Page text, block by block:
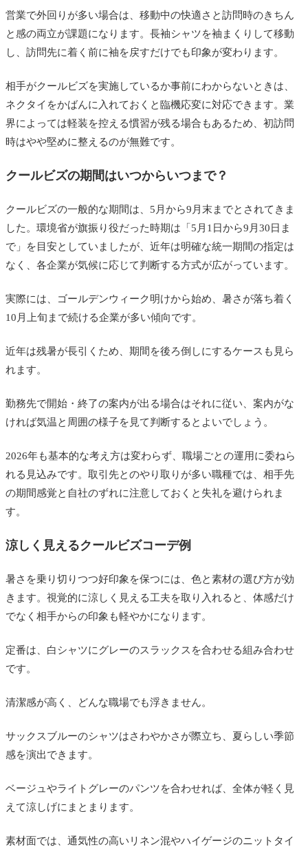
営業で外回りが多い場合は、移動中の快適さと訪問時のきちん
と感の両立が課題になります。長袖シャツを袖まくりして移動
し、訪問先に着く前に袖を戻すだけでも印象が変わります。
相手がクールビズを実施しているか事前にわからないときは、
ネクタイをかばんに入れておくと臨機応変に対応できます。業
界によっては軽装を控える慣習が残る場合もあるため、初訪問
時はやや堅めに整えるのが無難です。
クールビズの期間はいつからいつまで？
クールビズの一般的な期間は、5月から9月末までとされてきま
した。環境省が旗振り役だった時期は「5月1日から9月30日ま
で」を目安としていましたが、近年は明確な統一期間の指定は
なく、各企業が気候に応じて判断する方式が広がっています。
実際には、ゴールデンウィーク明けから始め、暑さが落ち着く
10月上旬まで続ける企業が多い傾向です。
近年は残暑が長引くため、期間を後ろ倒しにするケースも見ら
れます。
勤務先で開始・終了の案内が出る場合はそれに従い、案内がな
ければ気温と周囲の様子を見て判断するとよいでしょう。
2026年も基本的な考え方は変わらず、職場ごとの運用に委ねら
れる見込みです。取引先とのやり取りが多い職種では、相手先
の期間感覚と自社のずれに注意しておくと失礼を避けられま
す。
涼しく見えるクールビズコーデ例
暑さを乗り切りつつ好印象を保つには、色と素材の選び方が効
きます。視覚的に涼しく見える工夫を取り入れると、体感だけ
でなく相手からの印象も軽やかになります。
定番は、白シャツにグレーのスラックスを合わせる組み合わせ
です。
清潔感が高く、どんな職場でも浮きません。
サックスブルーのシャツはさわやかさが際立ち、夏らしい季節
感を演出できます。
ベージュやライトグレーのパンツを合わせれば、全体が軽く見
えて涼しげにまとまります。
素材面では、通気性の高いリネン混やハイゲージのニットタイ